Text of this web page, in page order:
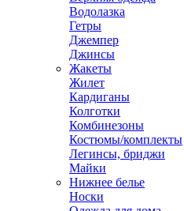
Водолазка
Гетры
Джемпер
Джинсы
Жакеты
Жилет
Кардиганы
Колготки
Комбинезоны
Костюмы/комплекты
Легинсы, бриджи
Майки
Нижнее белье
Носки